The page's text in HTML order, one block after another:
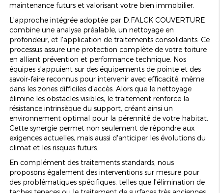
maintenance futurs et valorisant votre bien immobilier.
L'approche intégrée adoptée par D.FALCK COUVERTURE
combine une analyse préalable, un nettoyage en
profondeur, et l'application de traitements consolidants. Ce
processus assure une protection complète de votre toiture
en alliant prévention et performance technique. Nos
équipes s'appuient sur des équipements de pointe et des
savoir-faire reconnus pour intervenir avec efficacité, même
dans les zones difficiles d'accès. Alors que le nettoyage
élimine les obstacles visibles, le traitement renforce la
résistance intrinsèque du support, créant ainsi un
environnement optimal pour la pérennité de votre habitat.
Cette synergie permet non seulement de répondre aux
exigences actuelles, mais aussi d'anticiper les évolutions du
climat et les risques futurs.
En complément des traitements standards, nous
proposons également des interventions sur mesure pour
des problématiques spécifiques, telles que l'élimination de